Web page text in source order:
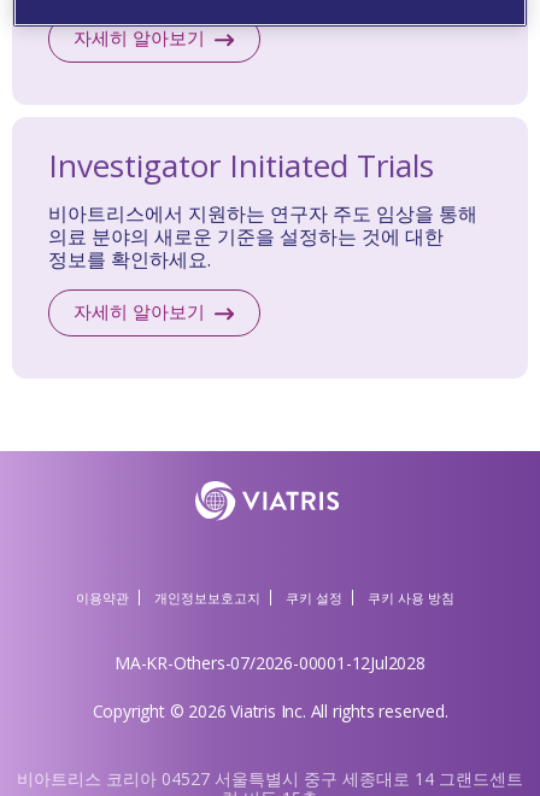
자세히 알아보기
Investigator Initiated Trials
비아트리스에서 지원하는 연구자 주도 임상을 통해
의료 분야의 새로운 기준을 설정하는 것에 대한
정보를 확인하세요.
자세히 알아보기​
이용약관 개인정보보호고지 쿠키 설정 쿠키 사용 방침
MA-KR-Others-07/2026-00001-12Jul2028
Copyright © 2026 Viatris Inc. All rights reserved.
비아트리스 코리아 04527 서울특별시 중구 세종대로 14 그랜드센트